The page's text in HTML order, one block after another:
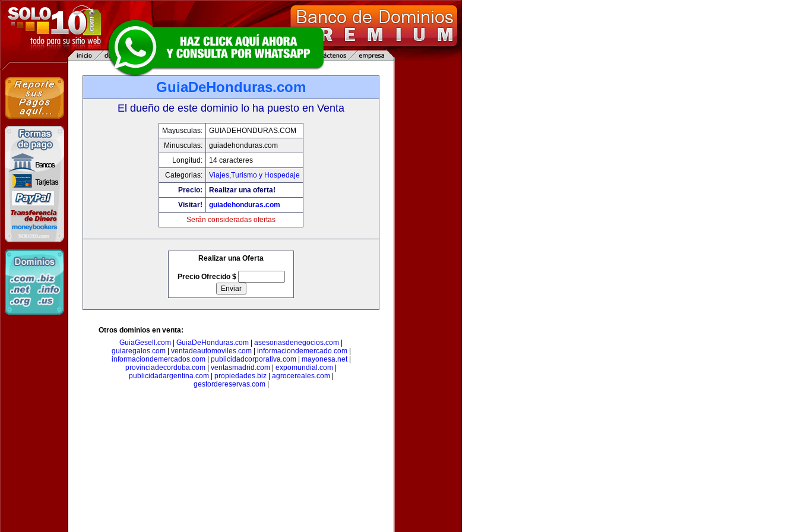
GuiaDeHonduras.com
El dueño de este dominio lo ha puesto en Venta
Mayusculas:
GUIADEHONDURAS.COM
Minusculas:
guiadehonduras.com
Longitud:
14 caracteres
Categorias:
Viajes,Turismo y Hospedaje
Precio:
Realizar una oferta!
Visitar!
guiadehonduras.com
Serán consideradas ofertas
Realizar una Oferta
Precio Ofrecido $
Otros dominios en venta:
GuiaGesell.com
GuiaDeHonduras.com asesoriasdenegocios.com
guiaregalos.com| ventadeautomoviles.com| informaciondemercado.com|
informaciondemercados.com| publicidadcorporativa.com| mayonesa.net|
provinciadecordoba.com
ventasmadrid.com expomundial.com
publicidadargentina.com| propiedades.biz| agrocereales.com|
gestordereservas.com|